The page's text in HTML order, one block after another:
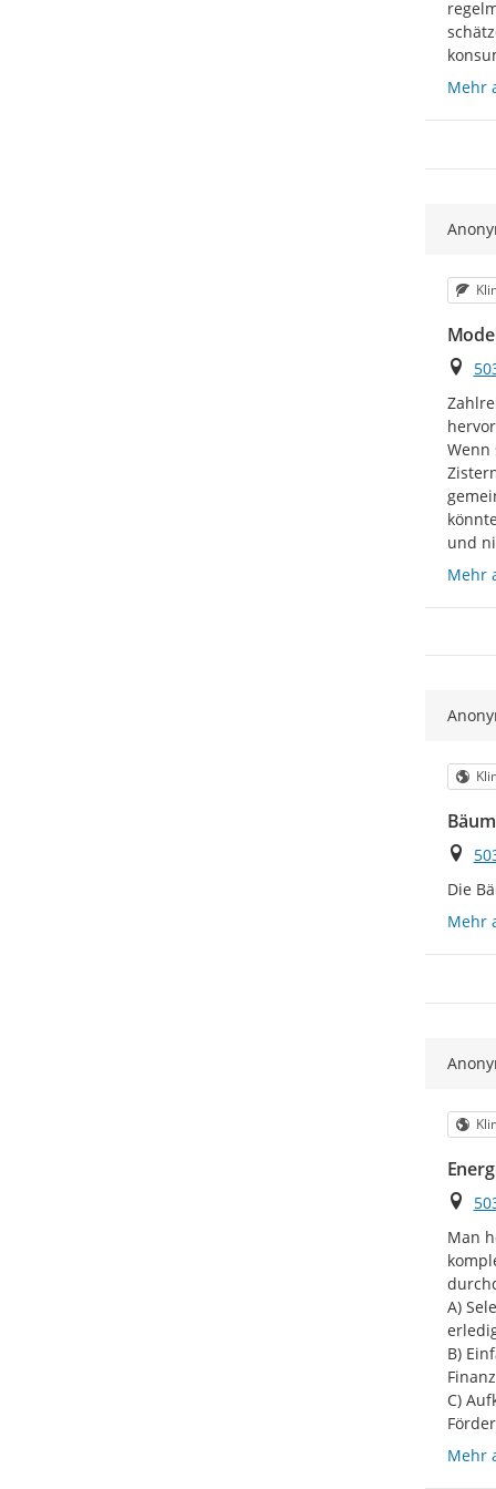
Mehr
Ort
Wenn
und
Mehr
Ort
Die
Mehr
Ort
Man
A)
B)
C)
Mehr